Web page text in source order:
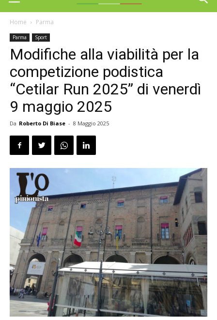
Home Parma
Parma Sport
Modifiche alla viabilità per la
competizione podistica
“Cetilar Run 2025” di venerdì
9 maggio 2025
Da Roberto Di Biase - 8 Maggio 2025